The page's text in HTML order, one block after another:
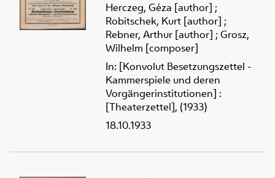
Herczeg, Géza [author] ;
Robitschek, Kurt [author] ;
Rebner, Arthur [author] ; Grosz,
Wilhelm [composer]
In: [Konvolut Besetzungszettel -
Kammerspiele und deren
Vorgängerinstitutionen] :
[Theaterzettel], (1933)
18.10.1933